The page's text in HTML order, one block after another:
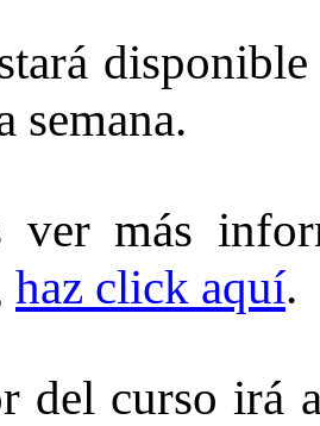
semana.
ver más
haz click aquí.
del curso irá